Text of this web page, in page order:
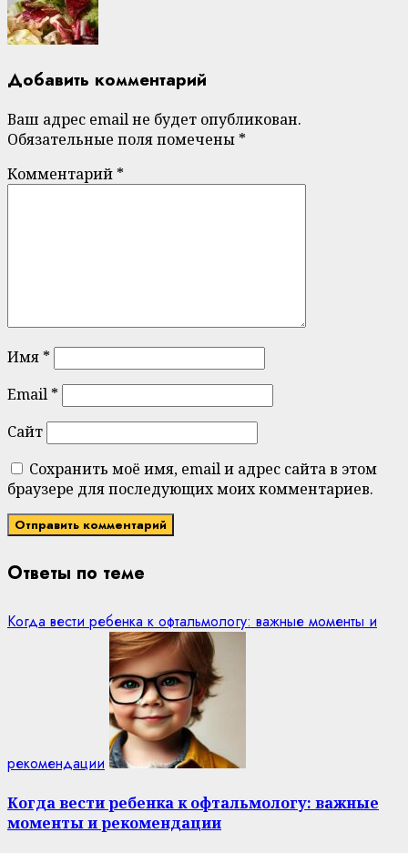
Добавить комментарий
Ваш адрес email не будет опубликован.
Обязательные поля помечены *
Комментарий *
Имя *
Email *
Сайт
Сохранить моё имя, email и адрес сайта в этом
браузере для последующих моих комментариев.
Ответы по теме
Когда вести ребенка к офтальмологу: важные моменты и
рекомендации
Когда вести ребенка к офтальмологу: важные
моменты и рекомендации